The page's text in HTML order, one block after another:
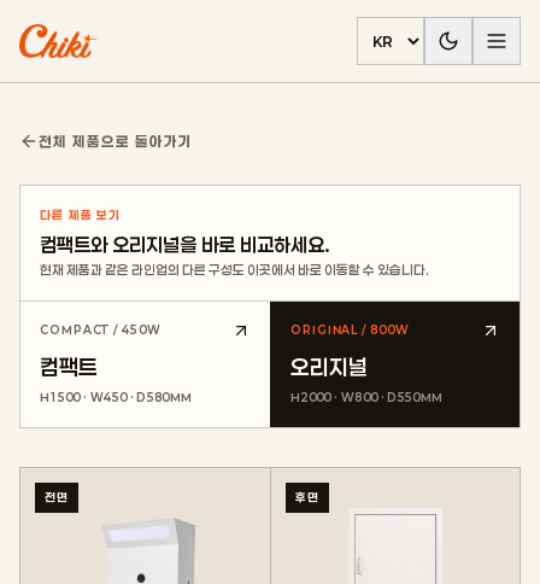
전체 제품으로 돌아가기
다른 제품 보기
컴팩트와 오리지널을 바로 비교하세요.
현재 제품과 같은 라인업의 다른 구성도 이곳에서 바로 이동할 수 있습니다.
COMPACT / 450W
컴팩트
H1500 · W450 · D580MM
ORIGINAL / 800W
오리지널
H2000 · W800 · D550MM
전면 후면